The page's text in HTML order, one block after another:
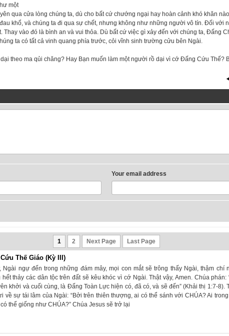
một
qua cửa lòng chúng ta, dù cho bất cứ chướng ngại hay hoàn cảnh khó khăn
khổ, và chúng ta đi qua sự chết, nhưng không như những người vô tín. Đối với
Thay vào đó là bình an và vui thỏa. Dù bất cứ việc gì xảy đến với chúng ta, Đấng
ta có tất cả vinh quang phía trước, cỏi vĩnh sinh trường cửu bên Ngài.
theo ma qủi chăng? Hay Bạn muốn làm một người rồ dại vì cớ Đấng Cứu Thế?
Your email address
1 2 Next Page Last Page
Thế Giáo (Kỳ III)
Ngài ngự đến trong những đám mây, mọi con mắt sẽ trông thấy Ngài, thậm chí
hết thảy các dân tộc trên đất sẽ kêu khóc vì cớ Ngài. Thật vậy, Amen. Chúa phán:
khởi và cuối cùng, là Đấng Toàn Lực hiện có, đã có, và sẽ đến” (Khải thị 1:7-8).
về sự tái lâm của Ngài: “Bởi trên thiên thượng, ai có thể sánh với CHÚA? Ai
thể giống như CHÚA?” Chúa Jesus sẽ trở lại